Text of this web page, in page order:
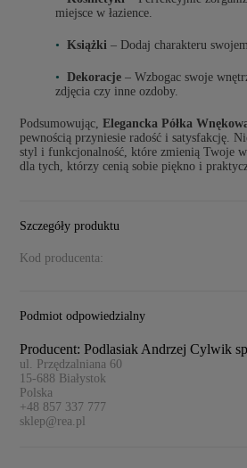
miejsce w łazience.
Książki – Dodaj charakteru
Dekoracje – Wzbogac swoje
zdjęcia czy inne ozdoby.
Podsumowując,Elegancka Półka
pewnością przyniesie radość i satysfakcję.
styl i funkcjonalność, które zmienią Twoje
dla tych, którzy cenią sobie piękno i
Szczegóły produktu
Kod producenta:
Podmiot odpowiedzialny
Producent: Podlasiak Andrzej Cylwik
ul. Przędzalniana 60
15-688 Białystok
Polska
+48 857 337 777
sklep@rea.pl